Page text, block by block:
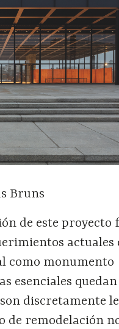
Bruns
de este proyecto
actuales
como monumento
esenciales quedan
discretamente
de remodelación